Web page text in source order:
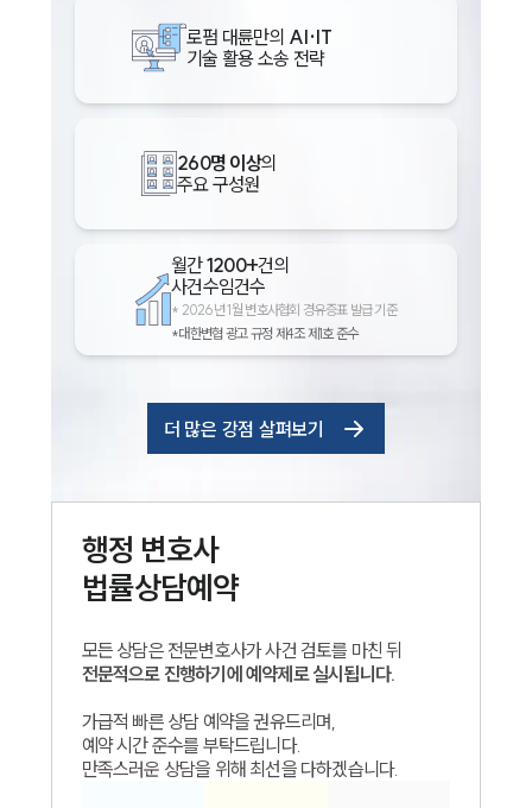
로펌 대륜만의 AI·IT
기술 활용 소송 전략
260명 이상의
주요 구성원
월간1200+건의
사건수임건수
* 2026년 1월 변호사협회 경유증표 발급 기준
*대한변협 광고 규정 제4조 제1호 준수
더 많은 강점 살펴보기
행정 변호사
법률상담예약
모든 상담은 전문변호사가 사건 검토를 마친 뒤
전문적으로 진행하기에 예약제로 실시됩니다.
가급적 빠른 상담 예약을 권유드리며,
예약 시간 준수를 부탁드립니다.
만족스러운 상담을 위해 최선을 다하겠습니다.